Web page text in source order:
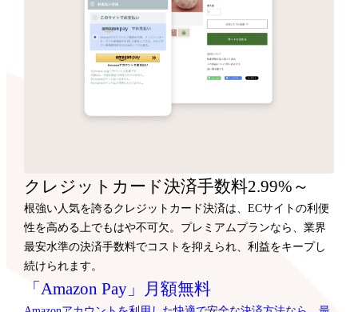
クレジットカード決済手数料2.99%～
根強い人気を誇るクレジットカード決済は、ECサイトの利便
性を高める上でもはや不可欠。プレミアムプランなら、業界
最安水準の決済手数料でコストを抑えられ、利益をキープし
続けられます。
「Amazon Pay」月額無料